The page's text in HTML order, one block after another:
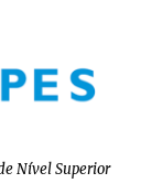
Nível Superior